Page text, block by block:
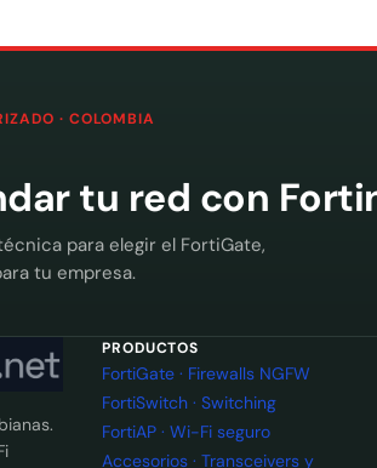
· COLOMBIA
tu red con
para elegir el FortiGate,
tu empresa.
PRODUCTOS
FortiGate · Firewalls NGFW
FortiSwitch · Switching
FortiAP · Wi-Fi seguro
Accesorios · Transceivers y